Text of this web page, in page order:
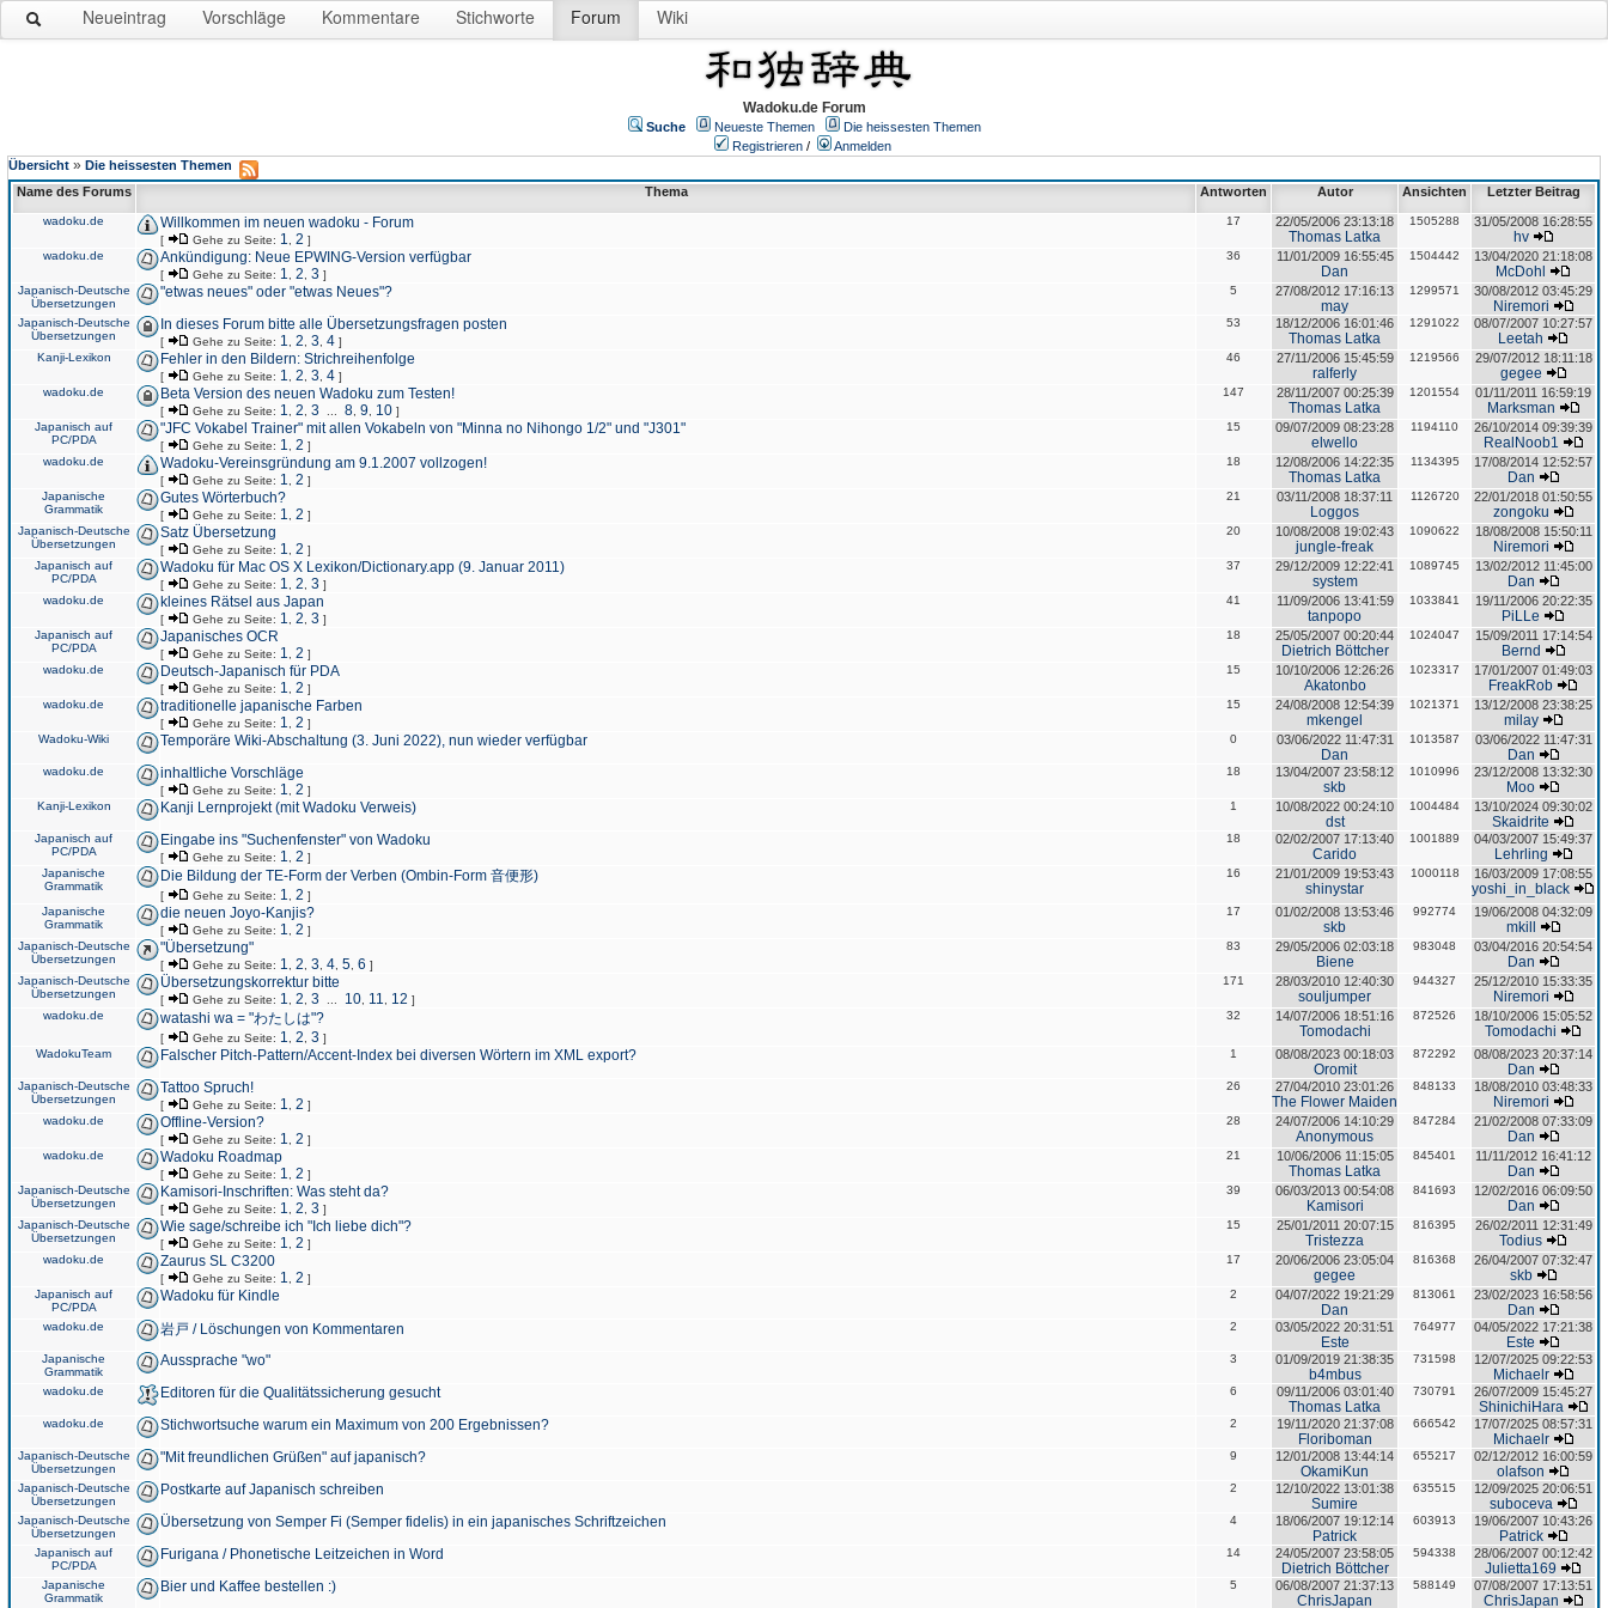
Neueintrag Vorschläge Kommentare Stichworte Forum Wiki
Wadoku.de Forum
Suche Neueste Themen
Die heissesten Themen
Registrieren /
Anmelden
Übersicht » Die heissesten Themen
Name des Forums
Thema Antworten Autor Ansichten Letzter Beitrag
wadoku.de Willkommen im neuen wadoku - Forum
[ Gehe zu Seite: 1 2 ]
17 22/05/2006 23:13:18
Thomas Latka
1505288 31/05/2008 16:28:55
hv
wadoku.de Ankündigung: Neue EPWING-Version verfügbar
[ Gehe zu Seite: 1 2 3 ]
36 11/01/2009 16:55:45
Dan
1504442 13/04/2020 21:18:08
McDohl
Japanisch-Deutsche
Übersetzungen
"etwas neues" oder "etwas Neues"? 5 27/08/2012 17:16:13
may
1299571 30/08/2012 03:45:29
Niremori
Japanisch-Deutsche
Übersetzungen
In dieses Forum bitte alle Übersetzungsfragen posten
[ Gehe zu Seite: 1 2 3 4 ]
53 18/12/2006 16:01:46
Thomas Latka
1291022 08/07/2007 10:27:57
Leetah
Kanji-Lexikon Fehler in den Bildern: Strichreihenfolge
[ Gehe zu Seite: 1 2 3 4 ]
46 27/11/2006 15:45:59
ralferly
1219566 29/07/2012 18:11:18
gegee
wadoku.de Beta Version des neuen Wadoku zum Testen!
[ Gehe zu Seite: 1 2 3 8 9 10 ]
147 28/11/2007 00:25:39
Thomas Latka
1201554 01/11/2011 16:59:19
Marksman
Japanisch auf
PC/PDA
"JFC Vokabel Trainer" mit allen Vokabeln von "Minna no Nihongo 1/2" und "J301"
[ Gehe zu Seite: 1 2 ]
15 09/07/2009 08:23:28
elwello
1194110 26/10/2014 09:39:39
RealNoob1
wadoku.de Wadoku-Vereinsgründung am 9.1.2007 vollzogen!
[ Gehe zu Seite: 1 2 ]
18 12/08/2006 14:22:35
Thomas Latka
1134395 17/08/2014 12:52:57
Dan
Japanische
Grammatik
Gutes Wörterbuch?
[ Gehe zu Seite: 1 2 ]
21 03/11/2008 18:37:11
Loggos
1126720 22/01/2018 01:50:55
zongoku
Japanisch-Deutsche
Übersetzungen
Satz Übersetzung
[ Gehe zu Seite: 1 2 ]
20 10/08/2008 19:02:43
jungle-freak
1090622 18/08/2008 15:50:11
Niremori
Japanisch auf
PC/PDA
Wadoku für Mac OS X Lexikon/Dictionary.app (9. Januar 2011)
[ Gehe zu Seite: 1 2 3 ]
37 29/12/2009 12:22:41
system
1089745 13/02/2012 11:45:00
Dan
wadoku.de kleines Rätsel aus Japan
[ Gehe zu Seite: 1 2 3 ]
41 11/09/2006 13:41:59
tanpopo
1033841 19/11/2006 20:22:35
PiLLe
Japanisch auf
PC/PDA
Japanisches OCR
[ Gehe zu Seite: 1 2 ]
18 25/05/2007 00:20:44
Dietrich Böttcher
1024047 15/09/2011 17:14:54
Bernd
wadoku.de Deutsch-Japanisch für PDA
[ Gehe zu Seite: 1 2 ]
15 10/10/2006 12:26:26
Akatonbo
1023317 17/01/2007 01:49:03
FreakRob
wadoku.de traditionelle japanische Farben
[ Gehe zu Seite: 1 2 ]
15 24/08/2008 12:54:39
mkengel
1021371 13/12/2008 23:38:25
milay
Wadoku-Wiki Temporäre Wiki-Abschaltung (3. Juni 2022), nun wieder verfügbar 0 03/06/2022 11:47:31
Dan
1013587 03/06/2022 11:47:31
Dan
wadoku.de inhaltliche Vorschläge
[ Gehe zu Seite: 1 2 ]
18 13/04/2007 23:58:12
skb
1010996 23/12/2008 13:32:30
Moo
Kanji-Lexikon Kanji Lernprojekt (mit Wadoku Verweis) 1 10/08/2022 00:24:10
dst
1004484 13/10/2024 09:30:02
Skaidrite
Japanisch auf
PC/PDA
Eingabe ins "Suchenfenster" von Wadoku
[ Gehe zu Seite: 1 2 ]
18 02/02/2007 17:13:40
Carido
1001889 04/03/2007 15:49:37
Lehrling
Japanische
Grammatik
Die Bildung der TE-Form der Verben (Ombin-Form 音便形)
[ Gehe zu Seite: 1 2 ]
16 21/01/2009 19:53:43
shinystar
1000118 16/03/2009 17:08:55
yoshi_in_black
Japanische
Grammatik
die neuen Joyo-Kanjis?
[ Gehe zu Seite: 1 2 ]
17 01/02/2008 13:53:46
skb
992774 19/06/2008 04:32:09
mkill
Japanisch-Deutsche
Übersetzungen
"Übersetzung"
[ Gehe zu Seite: 1 2 3 4 5 6 ]
83 29/05/2006 02:03:18
Biene
983048 03/04/2016 20:54:54
Dan
Japanisch-Deutsche
Übersetzungen
Übersetzungskorrektur bitte
[ Gehe zu Seite: 1 2 3 10 11 12 ]
171 28/03/2010 12:40:30
souljumper
944327 25/12/2010 15:33:35
Niremori
wadoku.de watashi wa = "わたしは"?
[ Gehe zu Seite: 1 2 3 ]
32 14/07/2006 18:51:16
Tomodachi
872526 18/10/2006 15:05:52
Tomodachi
WadokuTeam Falscher Pitch-Pattern/Accent-Index bei diversen Wörtern im XML export? 1 08/08/2023 00:18:03
Oromit
872292 08/08/2023 20:37:14
Dan
Japanisch-Deutsche
Übersetzungen
Tattoo Spruch!
[ Gehe zu Seite: 1 2 ]
26 27/04/2010 23:01:26
The Flower Maiden
848133 18/08/2010 03:48:33
Niremori
wadoku.de Offline-Version?
[ Gehe zu Seite: 1 2 ]
28 24/07/2006 14:10:29
Anonymous
847284 21/02/2008 07:33:09
Dan
wadoku.de Wadoku Roadmap
[ Gehe zu Seite: 1 2 ]
21 10/06/2006 11:15:05
Thomas Latka
845401 11/11/2012 16:41:12
Dan
Japanisch-Deutsche
Übersetzungen
Kamisori-Inschriften: Was steht da?
[ Gehe zu Seite: 1 2 3 ]
39 06/03/2013 00:54:08
Kamisori
841693 12/02/2016 06:09:50
Dan
Japanisch-Deutsche
Übersetzungen
Wie sage/schreibe ich "Ich liebe dich"?
[ Gehe zu Seite: 1 2 ]
15 25/01/2011 20:07:15
Tristezza
816395 26/02/2011 12:31:49
Todius
wadoku.de Zaurus SL C3200
[ Gehe zu Seite: 1 2 ]
17 20/06/2006 23:05:04
gegee
816368 26/04/2007 07:32:47
skb
Japanisch auf
PC/PDA
Wadoku für Kindle 2 04/07/2022 19:21:29
Dan
813061 23/02/2023 16:58:56
Dan
wadoku.de 岩戸 / Löschungen von Kommentaren 2 03/05/2022 20:31:51
Este
764977 04/05/2022 17:21:38
Este
Japanische
Grammatik
Aussprache "wo" 3 01/09/2019 21:38:35
b4mbus
731598 12/07/2025 09:22:53
Michaelr
wadoku.de Editoren für die Qualitätssicherung gesucht 6 09/11/2006 03:01:40
Thomas Latka
730791 26/07/2009 15:45:27
ShinichiHara
wadoku.de Stichwortsuche warum ein Maximum von 200 Ergebnissen? 2 19/11/2020 21:37:08
Floriboman
666542 17/07/2025 08:57:31
Michaelr
Japanisch-Deutsche
Übersetzungen
"Mit freundlichen Grüßen" auf japanisch? 9 12/01/2008 13:44:14
OkamiKun
655217 02/12/2012 16:00:59
olafson
Japanisch-Deutsche
Übersetzungen
Postkarte auf Japanisch schreiben 2 12/10/2022 13:01:38
Sumire
635515 12/09/2025 20:06:51
suboceva
Japanisch-Deutsche
Übersetzungen
Übersetzung von Semper Fi (Semper fidelis) in ein japanisches Schriftzeichen 4 18/06/2007 19:12:14
Patrick
603913 19/06/2007 10:43:26
Patrick
Japanisch auf
PC/PDA
Furigana / Phonetische Leitzeichen in Word 14 24/05/2007 23:58:05
Dietrich Böttcher
594338 28/06/2007 00:12:42
Julietta169
Japanische
Grammatik
Bier und Kaffee bestellen :) 5 06/08/2007 21:37:13
ChrisJapan
588149 07/08/2007 17:13:51
ChrisJapan